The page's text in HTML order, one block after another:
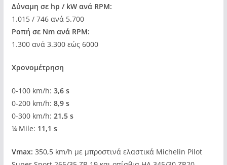
Δύναμη σε hp / kW ανά RPM:
1.015 / 746 ανά 5.700
Ροπή σε Nm ανά RPM:
1.300 ανά 3.300 εώς 6000
Χρονομέτρηση
0-100 km/h: 3,6 s
0-200 km/h: 8,9 s
0-300 km/h: 21,5 s
¼ Mile: 11,1 s
Vmax: 350,5 km/h με μπροστινά ελαστικά Michelin Pilot